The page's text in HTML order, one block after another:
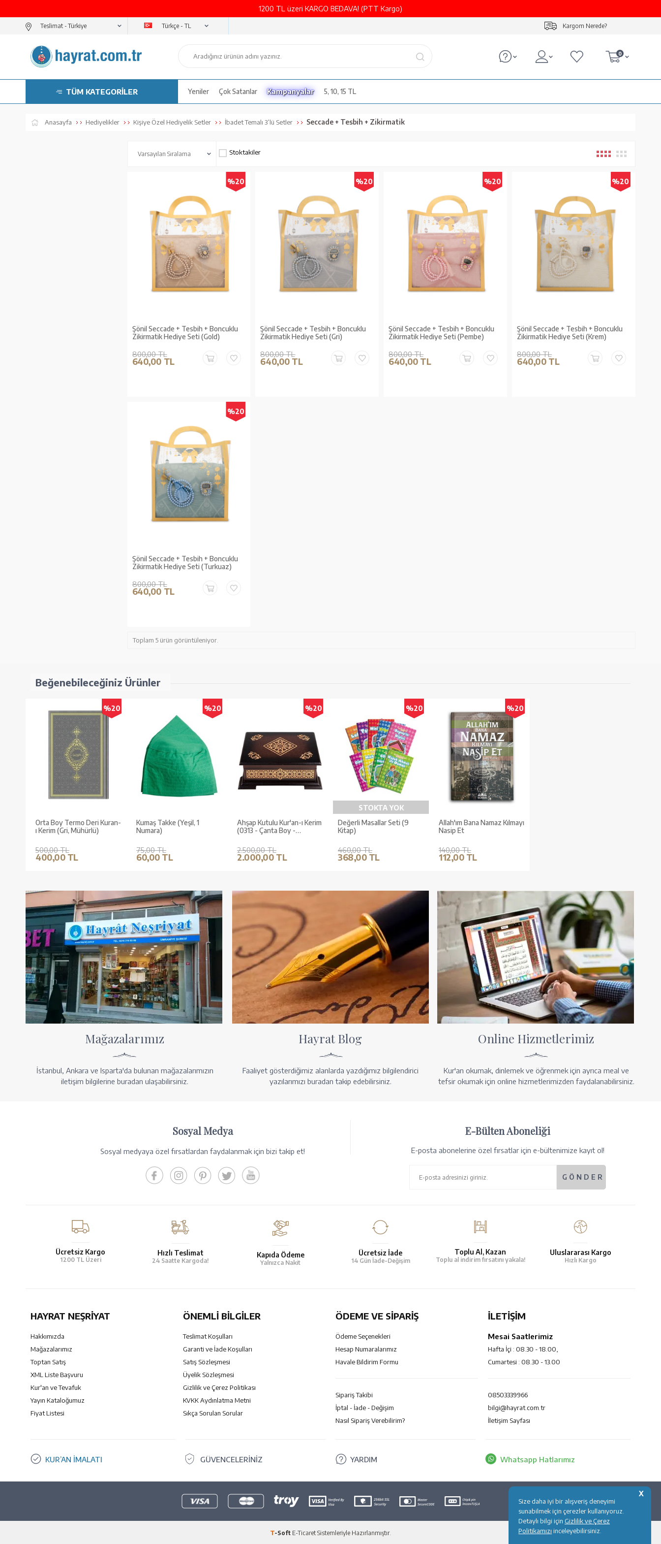
X
Size daha iyi bir alışveriş deneyimi
sunabilmek için çerezler kullanıyoruz.
Detaylı bilgi için Gizlilik ve Çerez
Politikamızı inceleyebilirsiniz.
1200 TL üzeri KARGO BEDAVA! (PTT Kargo)
Teslimat - Türkçe - TL Kargom Nerede?
0
TÜM KATEGORİLER Yeniler Çok Satanlar Kampanyalar 5, 10, 15 TL
Anasayfa Hediyelikler Kişiye Özel Hediyelik Setler İbadet Temalı 3’lü Setler Seccade + Tesbih + Zikirmatik
Stoktakiler
%20
Şönil Seccade + Tesbih + Boncuklu
Zikirmatik Hediye Seti (Gold)
800,00 TL
640,00 TL
%20
Şönil Seccade + Tesbih + Boncuklu
Zikirmatik Hediye Seti (Gri)
800,00 TL
640,00 TL
%20
Şönil Seccade + Tesbih + Boncuklu
Zikirmatik Hediye Seti (Pembe)
800,00 TL
640,00 TL
%20
Şönil Seccade + Tesbih + Boncuklu
Zikirmatik Hediye Seti (Krem)
800,00 TL
640,00 TL
%20
Şönil Seccade + Tesbih + Boncuklu
Zikirmatik Hediye Seti (Turkuaz)
800,00 TL
640,00 TL
Toplam 5 ürün görüntüleniyor.
Beğenebileceğiniz Ürünler
%20
Orta Boy Termo Deri Kuran-
ı Kerim (Gri, Mühürlü)
500,00 TL
400,00 TL
%20
Kumaş Takke (Yeşil, 1
Numara)
75,00 TL
60,00 TL
%20
Ahşap Kutulu Kur'an-ı Kerim
(0313 - Çanta Boy -
2.500,00 TL
2.000,00 TL
%20
STOKTA YOK
Değerli Masallar Seti (9
Kitap)
460,00 TL
368,00 TL
%20
Allah'ım Bana Namaz Kılmayı
Nasip Et
140,00 TL
112,00 TL
Mağazalarımız
İstanbul, Ankara ve Isparta'da bulunan mağazalarımızın
iletişim bilgilerine buradan ulaşabilirsiniz.
Hayrat Blog
Faaliyet gösterdiğimiz alanlarda yazdığımız bilgilendirici
yazılarımızı buradan takip edebilirsiniz.
Online Hizmetlerimiz
Kur'an okumak, dinlemek ve öğrenmek için ayrıca meal ve
tefsir okumak için online hizmetlerimizden faydalanabilirsiniz.
Sosyal Medya
Sosyal medyaya özel fırsatlardan faydalanmak için bizi takip et!
E-Bülten Aboneliği
E-posta abonelerine özel fırsatlar için e-bültenimize kayıt ol!
Ücretsiz Kargo
1200 TL Üzeri
Hızlı Teslimat
24 Saatte Kargoda!
Kapıda Ödeme
Yalnızca Nakit
Ücretsiz İade
14 Gün İade-Değişim
Toplu Al, Kazan
Toplu al indirim fırsatını yakala!
Uluslararası Kargo
Hızlı Kargo
HAYRAT NEŞRIYAT
Hakkımızda
Mağazalarımız
Toptan Satış
XML Liste Başvuru
Kur'an ve Tevafuk
Yayın Kataloğumuz
Fiyat Listesi
ÖNEMLI BILGILER
Teslimat Koşulları
Garanti ve İade Koşulları
Satış Sözleşmesi
Üyelik Sözleşmesi
Gizlilik ve Çerez Politikası
KVKK Aydınlatma Metni
Sıkça Sorulan Sorular
ÖDEME VE SİPARİŞ
Ödeme Seçenekleri
Hesap Numaralarımız
Havale Bildirim Formu
Sipariş Takibi
İptal - İade - Değişim
Nasıl Sipariş Verebilirim?
İLETİŞİM
Mesai Saatlerimiz
Hafta İçi : 08.30 - 18.00,
Cumartesi : 08.30 - 13.00
08503339966
bilgi@hayrat.com.tr
İletişim Sayfası
KUR’AN İMALATI GÜVENCELERİNİZ YARDIM Whatsapp Hatlarımız
T-Soft E-Ticaret Sistemleriyle Hazırlanmıştır.